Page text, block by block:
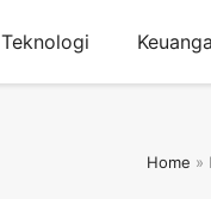
Teknologi
Home »